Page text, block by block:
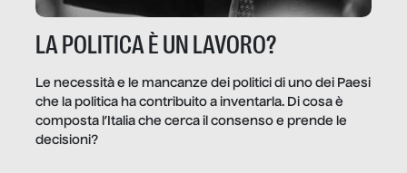
LA POLITICA È UN LAVORO?
Le necessità e le mancanze dei politici di uno dei Paesi
che la politica ha contribuito a inventarla. Di cosa è
composta l’Italia che cerca il consenso e prende le
decisioni?